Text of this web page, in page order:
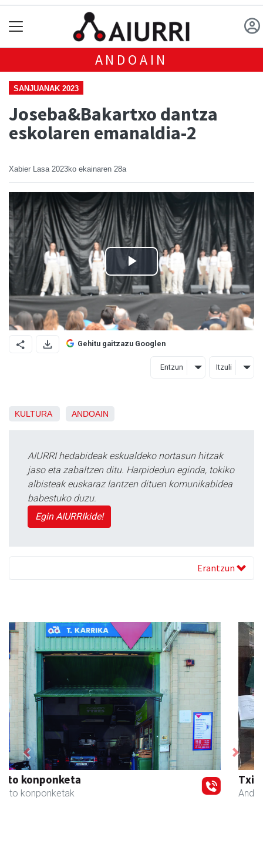
ANDOAIN
SANJUANAK 2023
Joseba&Bakartxo dantza
eskolaren emanaldia-2
Xabier Lasa 2023ko ekainaren 28a
Gehitu gaitzazu Googlen
Entzun Itzuli
KULTURA ANDOAIN
AIURRI hedabideak eskualdeko nortasun hitzak
jaso eta zabaltzen ditu. Harpidedun eginda, tokiko
albisteak euskaraz lantzen dituen komunikabidea
babestuko duzu.
Egin AIURRIkide!
Erantzun
Tximeleta oihal-denda
Andoain - Oihal-denda
Previous Next